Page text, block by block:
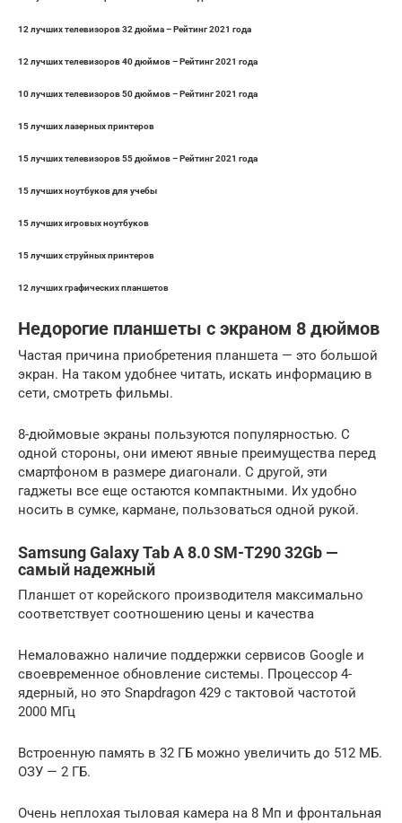
12 лучших телевизоров 32 дюйма – Рейтинг 2021 года
12 лучших телевизоров 40 дюймов – Рейтинг 2021 года
10 лучших телевизоров 50 дюймов – Рейтинг 2021 года
15 лучших лазерных принтеров
15 лучших телевизоров 55 дюймов – Рейтинг 2021 года
15 лучших ноутбуков для учебы
15 лучших игровых ноутбуков
15 лучших струйных принтеров
12 лучших графических планшетов
Недорогие планшеты с экраном 8 дюймов
Частая причина приобретения планшета — это большой
экран. На таком удобнее читать, искать информацию в
сети, смотреть фильмы.
8-дюймовые экраны пользуются популярностью. С
одной стороны, они имеют явные преимущества перед
смартфоном в размере диагонали. С другой, эти
гаджеты все еще остаются компактными. Их удобно
носить в сумке, кармане, пользоваться одной рукой.
Samsung Galaxy Tab A 8.0 SM-T290 32Gb —
самый надежный
Планшет от корейского производителя максимально
соответствует соотношению цены и качества
Немаловажно наличие поддержки сервисов Google и
своевременное обновление системы. Процессор 4-
ядерный, но это Snapdragon 429 с тактовой частотой
2000 МГц
Встроенную память в 32 ГБ можно увеличить до 512 МБ.
ОЗУ — 2 ГБ.
Очень неплохая тыловая камера на 8 Мп и фронтальная